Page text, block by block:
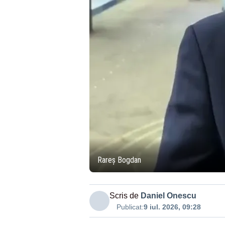
Rareș Bogdan
Scris de Daniel Onescu
Publicat:9 iul. 2026, 09:28